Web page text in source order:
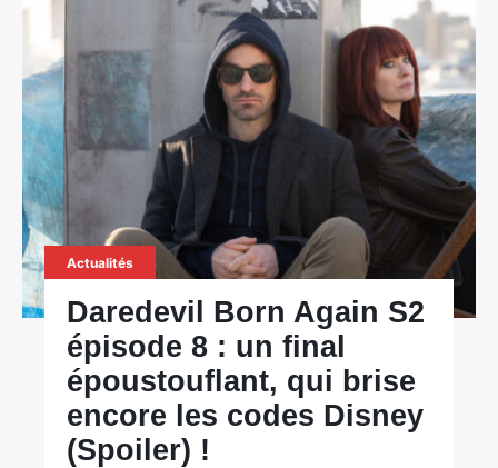
Actualités
Daredevil Born Again S2
épisode 8 : un final
époustouflant, qui brise
encore les codes Disney
(Spoiler) !